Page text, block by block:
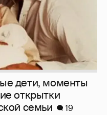
дети, моменты
открытки
семьи
19